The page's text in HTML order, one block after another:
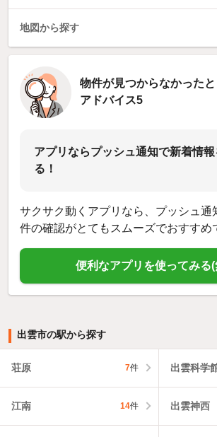
地図から探す
物件が見つからなかった
アドバイス5
アプリならプッシュ通知で新着情
る！
サクサク動くアプリなら、プッシュ通
件の確認がとてもスムーズでおすすめ
便利なアプリを使ってみる
出雲市の駅から探す
荘原 7件 出雲科学
江南 14件 出雲神西